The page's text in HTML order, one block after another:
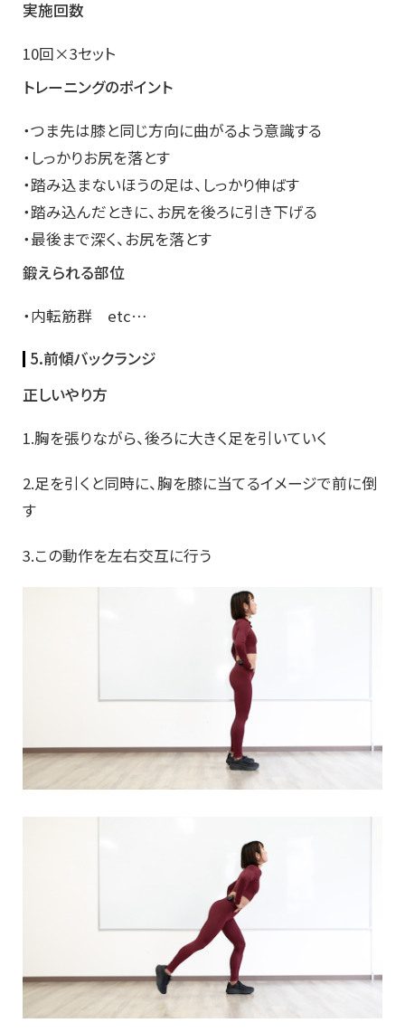
実施回数
10回×3セット
トレーニングのポイント
・つま先は膝と同じ方向に曲がるよう意識する
・しっかりお尻を落とす
・踏み込まないほうの足は、しっかり伸ばす
・踏み込んだときに、お尻を後ろに引き下げる
・最後まで深く、お尻を落とす
鍛えられる部位
・内転筋群 etc…
5.前傾バックランジ
正しいやり方
1.胸を張りながら、後ろに大きく足を引いていく
2.足を引くと同時に、胸を膝に当てるイメージで前に倒
す
3.この動作を左右交互に行う